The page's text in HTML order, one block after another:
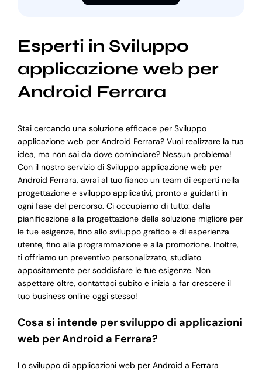
Esperti in Sviluppo
applicazione web per
Android Ferrara
Stai cercando una soluzione efficace per Sviluppo
applicazione web per Android Ferrara? Vuoi realizzare la tua
idea, ma non sai da dove cominciare? Nessun problema!
Con il nostro servizio di Sviluppo applicazione web per
Android Ferrara, avrai al tuo fianco un team di esperti nella
progettazione e sviluppo applicativi, pronto a guidarti in
ogni fase del percorso. Ci occupiamo di tutto: dalla
pianificazione alla progettazione della soluzione migliore per
le tue esigenze, fino allo sviluppo grafico e di esperienza
utente, fino alla programmazione e alla promozione. Inoltre,
ti offriamo un preventivo personalizzato, studiato
appositamente per soddisfare le tue esigenze. Non
aspettare oltre, contattaci subito e inizia a far crescere il
tuo business online oggi stesso!
Cosa si intende per sviluppo di applicazioni
web per Android a Ferrara?
Lo sviluppo di applicazioni web per Android a Ferrara